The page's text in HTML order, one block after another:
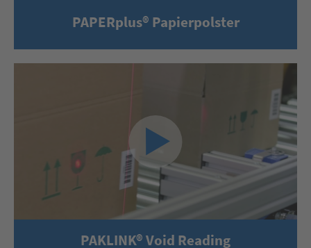
PAPERplus® Papierpolster
PAKLINK® Void Reading